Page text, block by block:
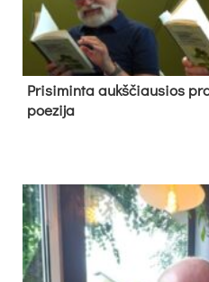
Pri­si­min­ta aukš­čiau­sios
poe­zi­ja